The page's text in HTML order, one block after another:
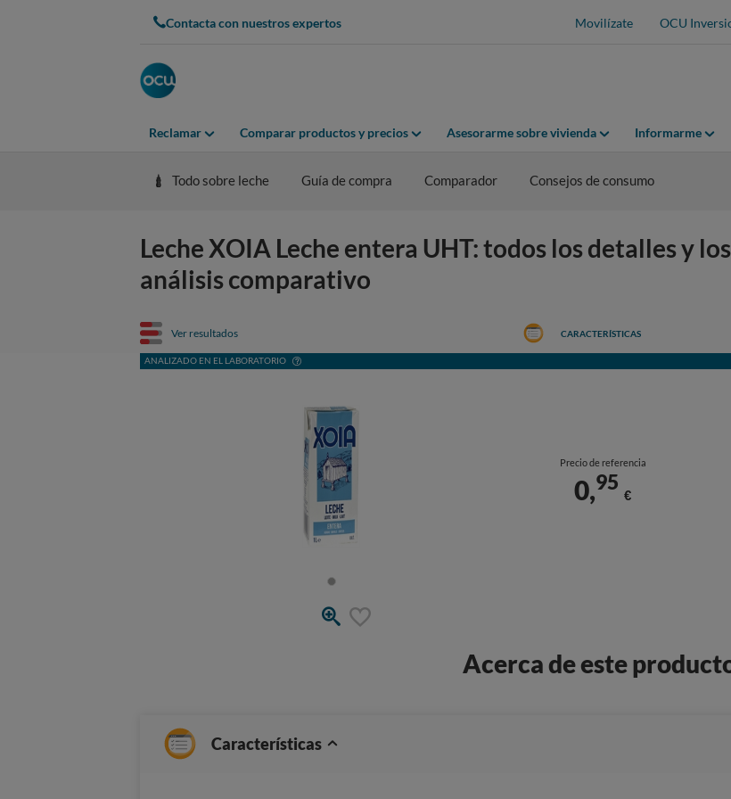
Contacta con nuestros expertos Movilízate OCU
Reclamar Comparar productos y precios Asesorarme sobre vivienda Informarme
Todo sobre leche Guía de compra Comparador Consejos de consumo
Leche XOIA Leche entera UHT: todos los detalles y
análisis comparativo
Ver resultados
ANALIZADO EN EL LABORATORIO
CARACTERÍSTICAS
Precio de referencia
0,95
€
Acerca de este
Características